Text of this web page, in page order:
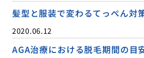
髪型と服装で変わるてっぺん対
2020.06.12
AGA治療における脱毛期間の目